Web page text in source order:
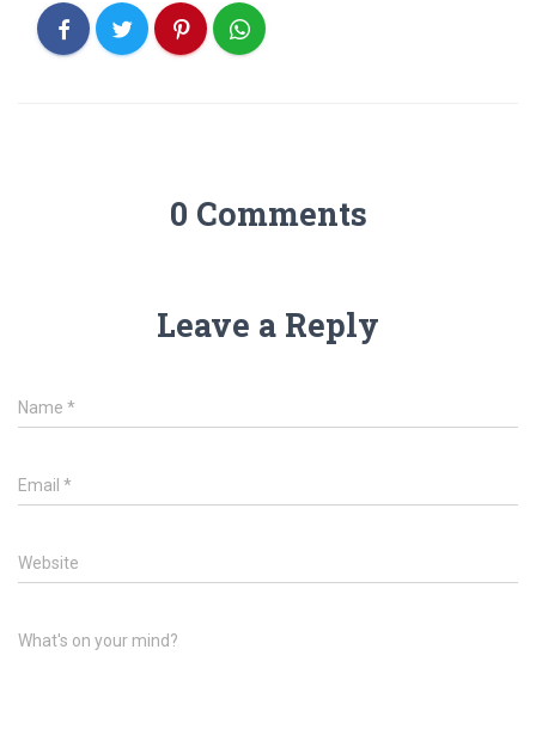
0 Comments
Leave a Reply
Name *
Email *
Website
What's on your mind?